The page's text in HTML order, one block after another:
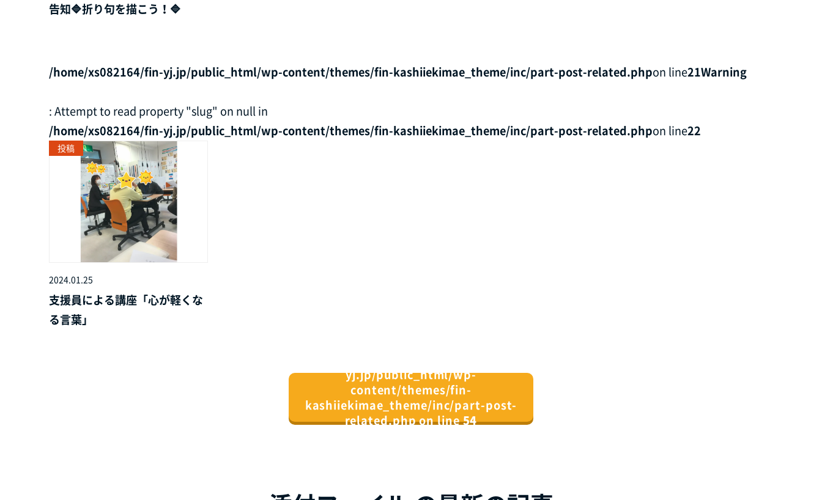
告知🔷折り句を描こう！🔷
/home/xs082164/fin-yj.jp/public_html/wp-content/themes/fin-kashiiekimae_theme/inc/part-post-related.phpon line21Warning
: Attempt to read property "slug" on null in
/home/xs082164/fin-yj.jp/public_html/wp-content/themes/fin-kashiiekimae_theme/inc/part-post-related.phpon line22
投稿
2024.01.25
支援員による講座「心が軽くな
る言葉」
yj.jp/public_html/wp-
content/themes/fin-
kashiiekimae_theme/inc/part-post-
related.php on line54